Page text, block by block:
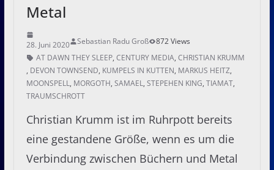
Metal
28. Juni 2020 Sebastian Radu Groß
872 Views
AT DAWN THEY SLEEP, CENTURY MEDIA, CHRISTIAN KRUMM
, DEVON TOWNSEND, KUMPELS IN KUTTEN, MARKUS HEITZ,
MOONSPELL, MORGOTH, SAMAEL, STEPEHEN KING, TIAMAT,
TRAUMSCHROTT
Christian Krumm ist im Ruhrpott bereits
eine gestandene Größe, wenn es um die
Verbindung zwischen Büchern und Metal